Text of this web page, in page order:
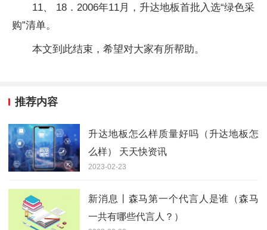
11、 18．2006年11月，升达地板首批入选“绿色采
购”清单。
本文到此结束，希望对大家有所帮助。
推荐内容
升达地板怎么样质量好吗（升达地板怎
么样） 天天快资讯
2023-02-23
新消息丨森马第一个代言人是谁（森马
一共有哪些代言人？）